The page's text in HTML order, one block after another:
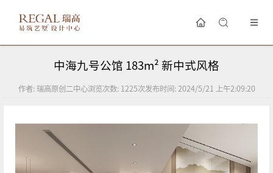
中海九号公馆 183m² 新中式风格
作者: 瑞高原创二中心浏览次数: 1225次发布时间: 2024/5/21 上午2:09:20